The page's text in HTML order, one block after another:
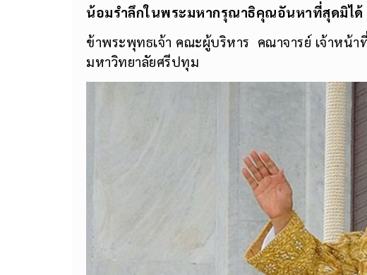
น้อมรำลึกในพระมหากรุณาธิคุณอันหาที่สุดมิได้
ข้าพระพุทธเจ้า คณะผู้บริหาร คณาจารย์ เจ้าหน้า
มหาวิทยาลัยศรีปทุม